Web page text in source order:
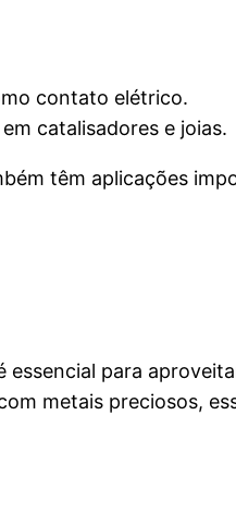
contato elétrico.
catalisadores e joias.
têm aplicações
para
metais preciosos,